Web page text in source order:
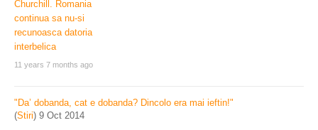
11 years 7 months ago
"Da’ dobanda, cat e dobanda? Dincolo era mai ieftin!"
(Stiri) 9 Oct 2014